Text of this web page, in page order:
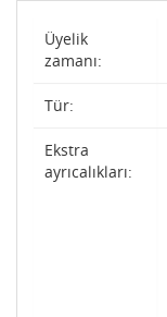
Üyelik
zamanı:
Tür:
Ekstra
ayrıcalıkları: